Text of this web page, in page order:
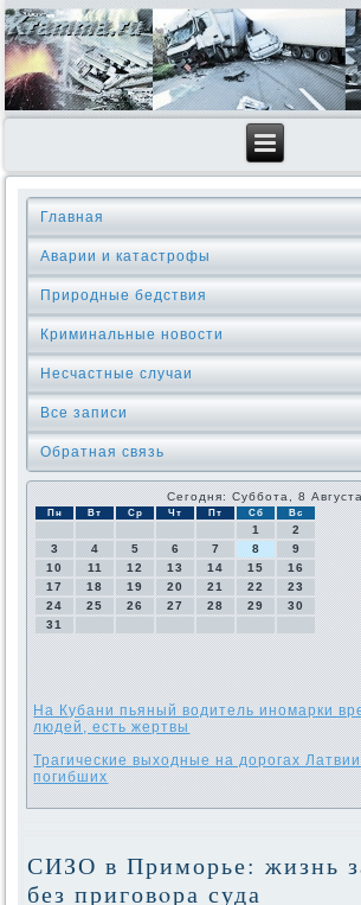
Главная
Аварии и катастрофы
Природные бедствия
Криминальные новοсти
Несчастные случаи
Все записи
Обратная связь
Сегодня: Суббота, 8 Августа
Пн Вт Ср Чт Пт Сб Вс
1
2
3
4 5 6 7 8
9
10
11 12 13 14 15
16
17
18 19 20 21 22
23
24
25 26 27 28 29
30
31
На Кубани пьяный водитель иномарки
людей, есть жертвы
Трагические выходные на дорогах
погибших
СИЗО в Приморье: жизнь
без приговοра суда